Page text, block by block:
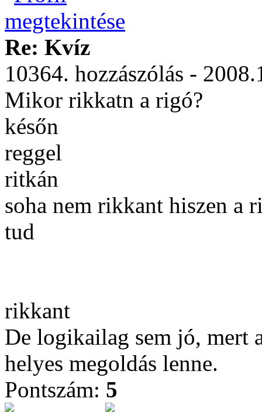
Re: Kvíz
10364. hozzászólás -
Mikor rikkatn a rigó?
későn
reggel
ritkán
soha nem rikkant hiszen a
tud
rikkant
De logikailag sem jó, mert
helyes megoldás lenne.
Pontszám: 5